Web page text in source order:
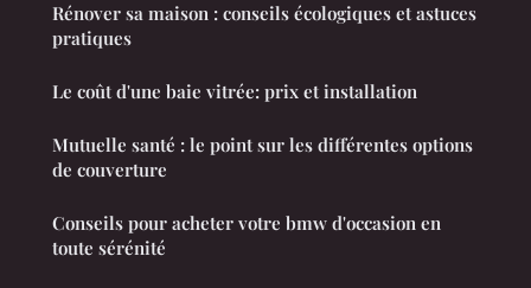
Rénover sa maison : conseils écologiques et astuces
pratiques
Le coût d'une baie vitrée: prix et installation
Mutuelle santé : le point sur les différentes options
de couverture
Conseils pour acheter votre bmw d'occasion en
toute sérénité